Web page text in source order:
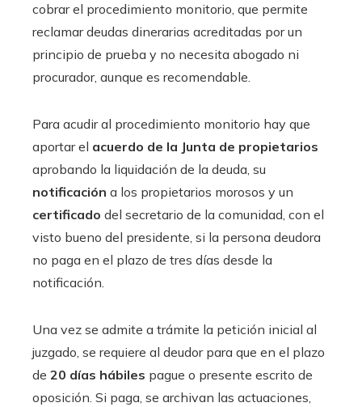
cobrar el procedimiento monitorio, que permite
reclamar deudas dinerarias acreditadas por un
principio de prueba y no necesita abogado ni
procurador, aunque es recomendable.
Para acudir al procedimiento monitorio hay que
aportar el acuerdo de la Junta de propietarios
aprobando la liquidación de la deuda, su
notificación a los propietarios morosos y un
certificado del secretario de la comunidad, con el
visto bueno del presidente, si la persona deudora
no paga en el plazo de tres días desde la
notificación.
Una vez se admite a trámite la petición inicial al
juzgado, se requiere al deudor para que en el plazo
de 20 días hábiles pague o presente escrito de
oposición. Si paga, se archivan las actuaciones,